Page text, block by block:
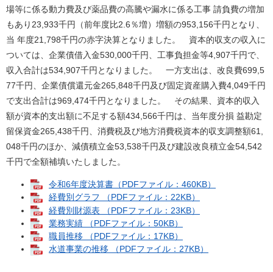
場等に係る動力費及び薬品費の高騰や漏水に係る工事 請負費の増加
もあり23,933千円（前年度比2.6％増）増額の953,156千円となり、
当 年度21,798千円の赤字決算となりました。 資本的収支の収入に
ついては、企業債借入金530,000千円、工事負担金等4,907千円で、
収入合計は534,907千円となりました。 一方支出は、改良費699,5
77千円、企業債償還元金265,848千円及び固定資産購入費4,049千円
で支出合計は969,474千円となりました。 その結果、資本的収入
額が資本的支出額に不足する額434,566千円は、当年度分損 益勘定
留保資金265,438千円、消費税及び地方消費税資本的収支調整額61,
048千円のほか、減債積立金53,538千円及び建設改良積立金54,542
千円で全額補填いたしました。
令和6年度決算書（PDFファイル：460KB）
経費別グラフ （PDFファイル：22KB）
経費別財源表 （PDFファイル：23KB）
業務実績 （PDFファイル：50KB）
職員推移 （PDFファイル：17KB）
水道事業の推移 （PDFファイル：27KB）